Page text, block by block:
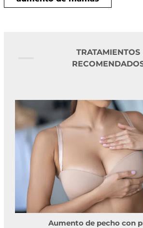
TRATAMIENTOS
Aumento de pecho con